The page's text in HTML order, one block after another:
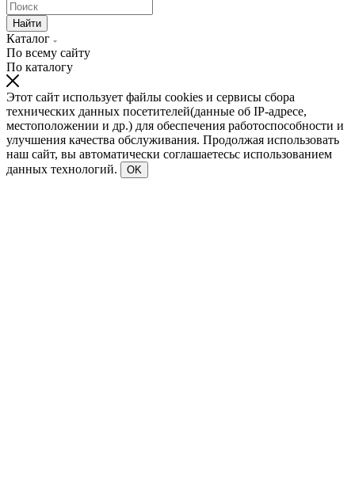
Найти
Каталог
По всему сайту
По каталогу
Этот сайт использует файлы cookies и сервисы сбора
технических данных посетителей(данные об IP-адресе,
местоположении и др.) для обеспечения работоспособности и
улучшения качества обслуживания. Продолжая использовать
наш сайт, вы автоматически соглашаетесьс использованием
данных технологий.
OK